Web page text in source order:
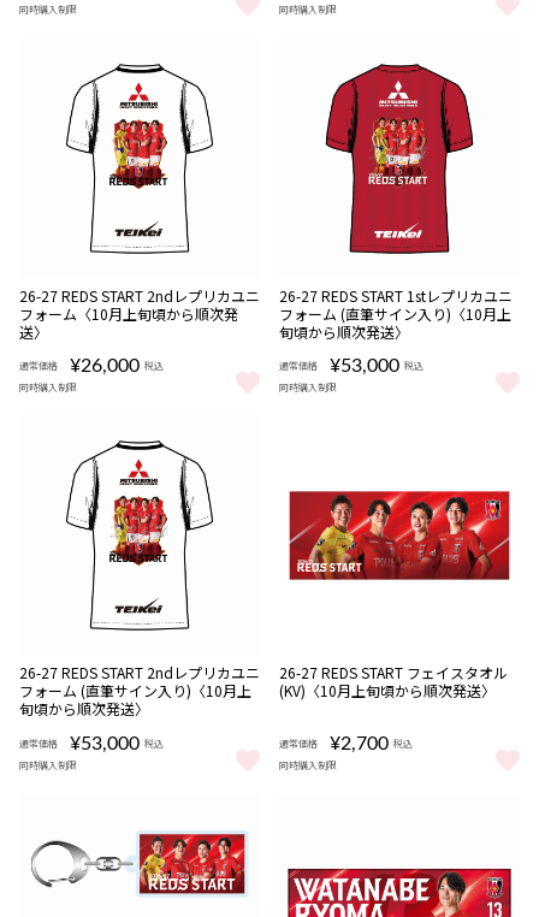
同時購入制限
同時購入制限
期間限定
受注
商品
08/06 18:00〜08/16
22:00
26-27 REDS START 2ndレプリカユニ
フォーム〈10月上旬頃から順次発
送〉
通常価格 ¥26,000 税込
同時購入制限
期間限定
受注
商品
08/06 18:00〜08/16
22:00
26-27 REDS START 1stレプリカユニ
フォーム (直筆サイン入り)〈10月上
旬頃から順次発送〉
通常価格 ¥53,000 税込
同時購入制限
NEW
期間限定
受注
商品
08/06 18:00〜08/16
22:00
26-27 REDS START 2ndレプリカユニ
フォーム (直筆サイン入り)〈10月上
旬頃から順次発送〉
通常価格 ¥53,000 税込
同時購入制限
NEW
期間限定
受注
商品
08/06 18:00〜08/16
22:00
26-27 REDS START フェイスタオル
(KV)〈10月上旬頃から順次発送〉
通常価格 ¥2,700 税込
同時購入制限